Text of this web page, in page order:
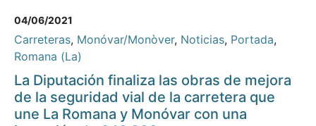
04/06/2021
Carreteras, Monóvar/Monòver, Noticias, Portada,
Romana (La)
La Diputación finaliza las obras de mejora
de la seguridad vial de la carretera que
une La Romana y Monóvar con una